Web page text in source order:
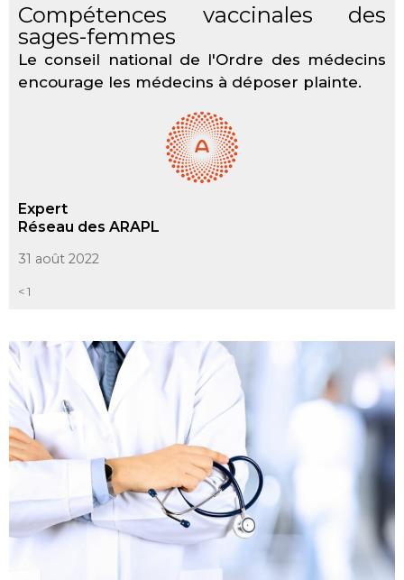
Compétences vaccinales des
sages-femmes
Le conseil national de l'Ordre des médecins
encourage les médecins à déposer plainte.
Expert
Réseau des ARAPL
31 août 2022
< 1